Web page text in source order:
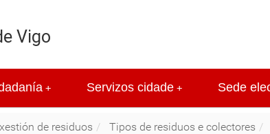
Vigo
+ +
Servizos cidade Sede
de residuos Tipos de residuos e colectores